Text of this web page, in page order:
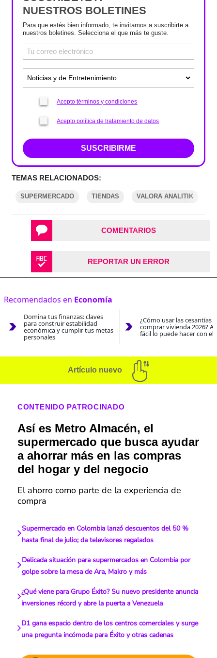
NUESTROS BOLETINES
Para que estés bien informado, te invitamos a suscribirte a
nuestros boletines. Selecciona el que más te guste.
Acepto términos y condiciones
Acepto política de tratamiento de datos
SUSCRIBIRME
TEMAS RELACIONADOS:
SUPERMERCADO TIENDAS VALORA ANALITIK
COMENTARIOS
REPORTAR UN ERROR
Recomendados en Economía
Domina tus finanzas: claves
para construir estabilidad
económica y cumplir tus metas
personales
¿Cómo usar las cesantías
comprar vivienda 2026?
fácil lo puede hacer con el
Artículo nuevo
CONTENIDO PATROCINADO
Así es Metro Almacén, el
supermercado que busca ayudar
a ahorrar más en las compras
del hogar y del negocio
El ahorro como parte de la experiencia de
compra
Supermercado en Colombia lanzó descuentos del 50 %
hasta final de julio; da televisores regalados
Delicada situación para supermercados en Colombia por
golpe sobre la mesa de Ara, Makro y más
¿Qué viene para Grupo Éxito? Su nuevo presidente anuncia
inversiones récord y abre la puerta a Venezuela
D1 gana espacio dentro de los centros comerciales y surge
una pregunta incómoda para Éxito y otras cadenas